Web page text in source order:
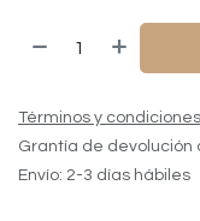
Términos y condiciones
Grantía de devolución
Envío: 2-3 días hábiles